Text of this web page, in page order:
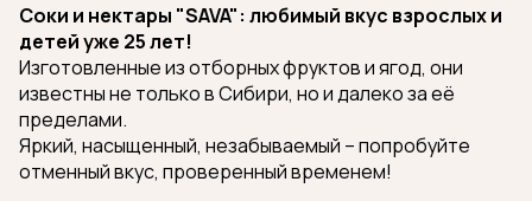
Соки и нектары "SAVA": любимый вкус взрослых и
детей уже 25 лет!
Изготовленные из отборных фруктов и ягод, они
известны не только в Сибири, но и далеко за её
пределами.
Яркий, насыщенный, незабываемый – попробуйте
отменный вкус, проверенный временем!